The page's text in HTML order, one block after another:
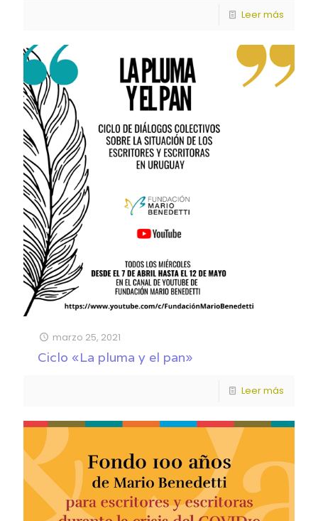
Leer más
marzo 25, 2021
Ciclo «La pluma y el pan»
Leer más